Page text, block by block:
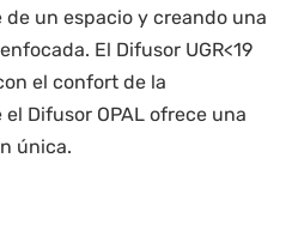
un espacio y creando una
El Difusor UGR<19
el confort de la
Difusor OPAL ofrece una
única.